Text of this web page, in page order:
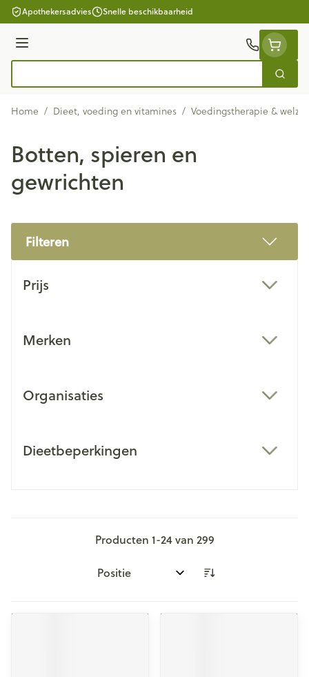
Ga naar de inhoud
Apothekersadvies Snelle beschikbaarheid
Menu
Zoek
Home / Dieet, voeding en vitamines / Voedingstherapie &
Botten, spieren en
gewrichten
Filteren
Prijs
Merken
Organisaties
Dieetbeperkingen
Producten 1-24van 299
Sorteer op: